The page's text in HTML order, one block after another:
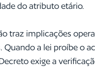
do atributo etário.
traz implicações
Quando a lei proíbe o
exige a